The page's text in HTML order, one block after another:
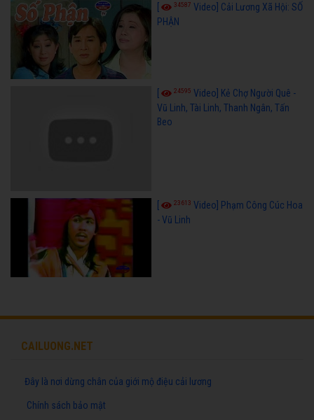
34587 Video] Cải Lương Xã Hội: SỐ
PHẬN
24595 Video] Kẻ Chợ Người Quê -
Vũ Linh, Tài Linh, Thanh Ngân, Tấn
Beo
23613 Video] Phạm Công Cúc Hoa
- Vũ Linh
CAILUONG.NET
Đây là nơi dừng chân của giới mộ điệu cải lương
Chính sách bảo mật